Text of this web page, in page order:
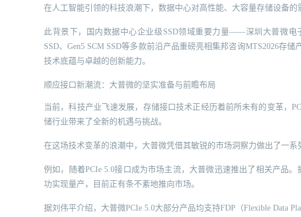
在人工智能引领的科技浪潮下，数据中心对高性能、大容量存储设备的
此背景下，国内数据中心企业级SSD领域重要力量——深圳大普微电
SSD、Gen5 SCM SSD等多款前沿产品重磅亮相集邦咨询MTS2026存
技术底蕴与卓越的创新能力。
顺应接口新潮流：大普微的坚实准备与前瞻布局
当前，科技产业飞速发展，存储接口技术正经历着前所未有的变革，
储行业带来了全新的机遇与挑战。
在这场技术变革的浪潮中，大普微凭借其敏锐的市场洞察力做出了一系
例如，随着PCIe 5.0接口成为市场主流，大普微迅速推出了相关产品
功实现量产，目前正有条不紊地推向市场。
据刘伟平介绍，大普微PCIe 5.0大部分产品均支持FDP（Flexible Data